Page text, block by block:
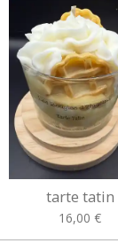
tarte tatin
16,00 €